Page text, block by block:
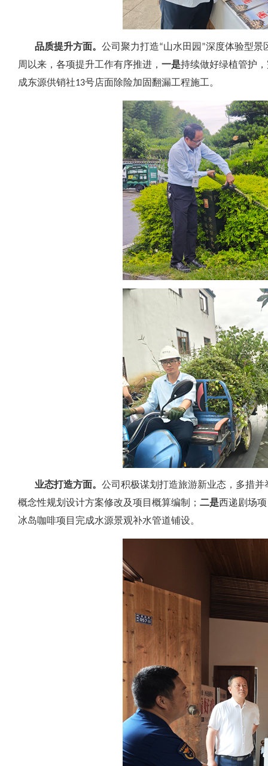
品质提升方面。 公司聚力打造“山水田园”深度体验型
周以来，各项提升工作有序推进， 一是持续做好绿植管护
成东源供销社13号店面除险加固翻漏工程施工。
业态打造方面。 公司积极谋划打造旅游新业态，多措
概念性规划设计方案修改及项目概算编制； 二是西递剧场
冰岛咖啡项目完成水源景观补水管道铺设。